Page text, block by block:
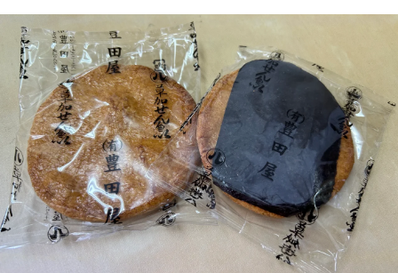
トピックス
TBS Podcast
お知らせ
イベント・グッズ
YouTube
会社情報